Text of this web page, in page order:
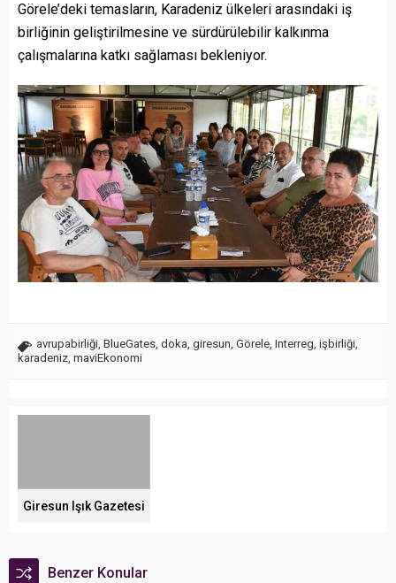
Görele’deki temasların, Karadeniz ülkeleri arasındaki iş
birliğinin geliştirilmesine ve sürdürülebilir kalkınma
çalışmalarına katkı sağlaması bekleniyor.
avrupabirliği BlueGates doka giresun Görele Interreg işbirliği
karadeniz maviEkonomi
Giresun Işık Gazetesi
Benzer Konular